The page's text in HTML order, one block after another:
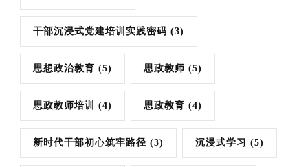
干部沉浸式党建培训实践密码 (3)
思想政治教育 (5) 思政教师 (5)
思政教师培训 (4) 思政教育 (4)
新时代干部初心筑牢路径 (3) 沉浸式学习 (5)